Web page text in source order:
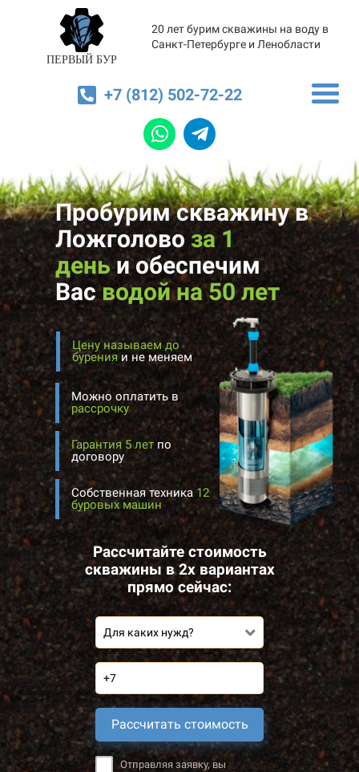
ПЕРВЫЙ БУР
20 лет бурим скважины на воду в
Санкт-Петербурге и Ленобласти
+7 (812) 502-72-22
Пробурим скважину в
Ложголово за 1
деньиобеспечим
Васводой на 50 лет
Цену называем до
буренияи не меняем
Собственная техника 12
буровых машин
Можно оплатить в
рассрочку
Рассчитайте стоимость
скважины в 2х вариантах
прямо сейчас:
Для каких нужд?
Рассчитать стоимость
Отправляя заявку, вы
Гарантия 5 лет по
договору